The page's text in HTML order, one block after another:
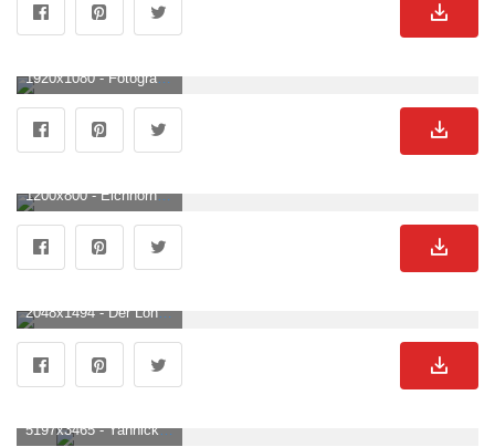
1920x1080 - Fotograf hat sechs Jahre lang, täglich Eichhörnchen beobachtet. Dies sind die 30 schönsten Fotos. Eichhornchen Hintergrund für DesktopHD 1080p .
1200x800 - Eichhörnchen Mit Menschlichen Gesten. Eichhornchen Bild.
2048x1494 - Der Lohn für 1 kg geschälte Nüsse: Eichhörnchen. Eichhornchen Hintergrundbild für Computer.
5197x3465 - Yannick Lebert. Eichhornchen Hintergrund .